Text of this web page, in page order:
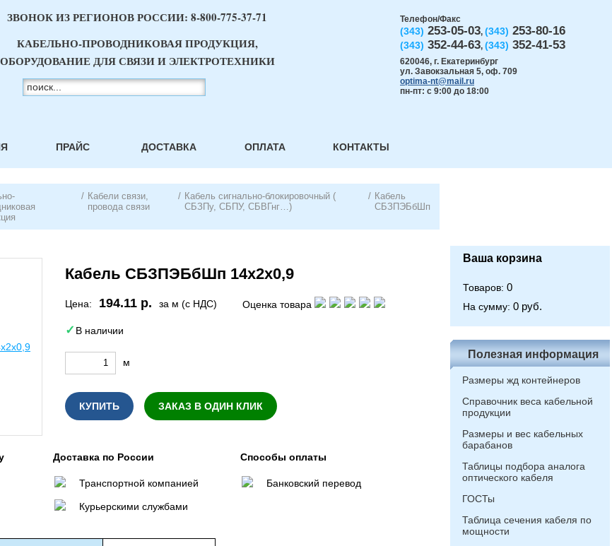
Телефон/Факс
(343) 253-05-03, (343) 253-80-16
(343) 352-44-63, (343) 352-41-53
620046, г. Екатеринбург
ул. Завокзальная 5, оф. 709
optima-nt@mail.ru
пн-пт: с 9:00 до 18:00
ЗВОНОК ИЗ РЕГИОНОВ РОССИИ: 8-800-775-37-71
КАБЕЛЬНО-ПРОВОДНИКОВАЯ ПРОДУКЦИЯ,
ОБОРУДОВАНИЕ ДЛЯ СВЯЗИ И ЭЛЕКТРОТЕХНИКИ
ПРАЙС ДОСТАВКА ОПЛАТА КОНТАКТЫ
/ Кабели связи,
провода связи
/ Кабель сигнально-блокировочный (
СБЗПу, СБПУ, СБВГнг…)
/ Кабель
СБЗПЭБбШп
Кабель СБЗПЭБбШп 14х2х0,9
Цена: 194.11 р. за м (с НДС) Оценка товара
В наличии
м
КУПИТЬ ЗАКАЗ В ОДИН КЛИК
Доставка по России
Транспортной компанией
Курьерскими службами
Способы оплаты
Банковский перевод
Ваша корзина
Товаров: 0
На сумму: 0 руб.
Полезная информация
Размеры жд контейнеров
Справочник веса кабельной
продукции
Размеры и вес кабельных
барабанов
Таблицы подбора аналога
оптического кабеля
ГОСТы
Таблица сечения кабеля по
мощности